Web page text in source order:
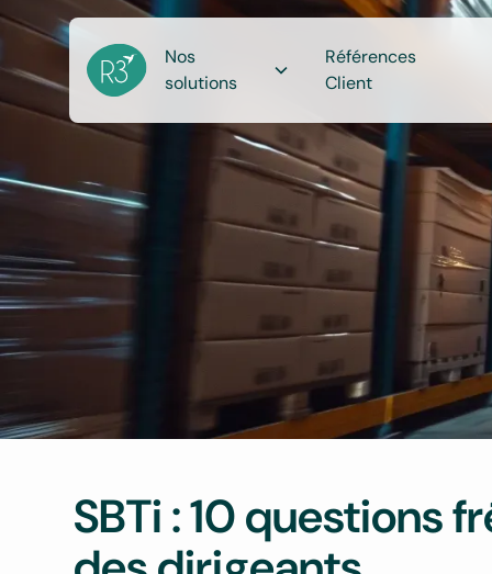
Nos
solutions
Références
Client
SBTi : 10 questions